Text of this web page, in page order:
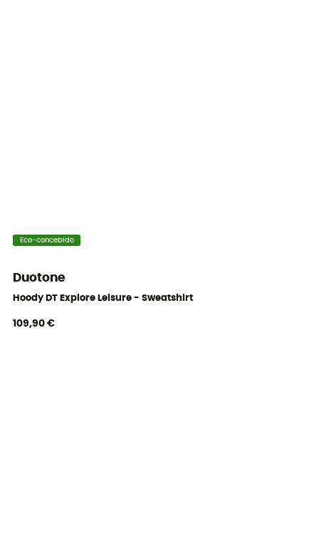
Eco-concebido
Duotone
Hoody DT Explore Leisure - Sweatshirt
109,90 €